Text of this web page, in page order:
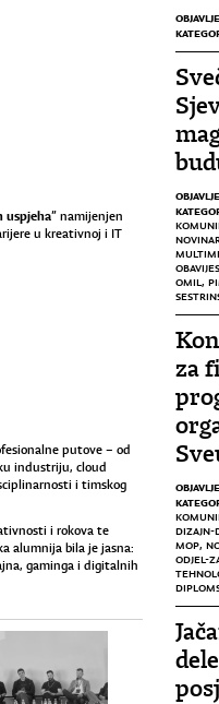
uspjeha” namijenjen
u kreativnoj i IT
putove – od
industriju, cloud
i timskog
i rokova te
alumnija bila je jasna:
gaminga i digitalnih
OMIL,
za
DIZAJN-
MOP,
ODJEL-